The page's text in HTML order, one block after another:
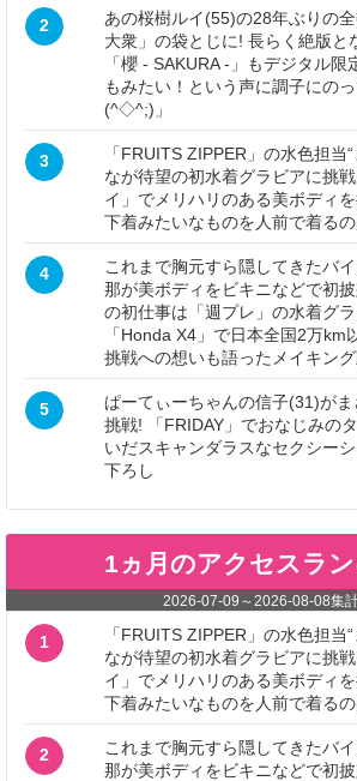
2
あの桜樹ルイ(55)の28年ぶりの
大衆」の袋とじに! 長らく絶版と
「櫻 - SAKURA -」もデジタル
もみたい！という声に調子にの
(^◇^;)」
3
「FRUITS ZIPPER」の水色担当
なが待望の初水着グラビアに挑
イ」でメリハリのある美ボディ
下着みたいなものを人前で着るの
4
これまで胸元すら隠してきたバ
那が美ボディをビキニなどで初
の初仕事は「週プレ」の水着グ
「Honda X4」で日本全国2万km
挑戦への想いも語ったメイキン
5
ぱーてぃーちゃんの信子(31)が
挑戦! 「FRIDAY」でおなじみの
いだスキャンダラスなセクシー
下ろし
1ヵ月のアクセスラ
2026-07-09 ～2026-08-08集
1
「FRUITS ZIPPER」の水色担当
なが待望の初水着グラビアに挑
イ」でメリハリのある美ボディ
下着みたいなものを人前で着るの
2
これまで胸元すら隠してきたバ
那が美ボディをビキニなどで初